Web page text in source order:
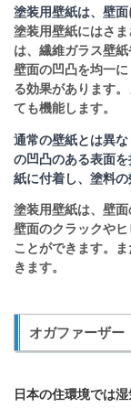
塗装用壁紙は、壁面
塗装用壁紙にはさ
は、繊維ガラス壁
壁面の凹凸を均一
る効果があります
ても機能します。
通常の壁紙とは異
の凹凸のある表面
紙に付着し、塗料の
塗装用壁紙は、壁面
壁面のクラックや
ことができます。
きます。
オガファーザー
日本の住環境では